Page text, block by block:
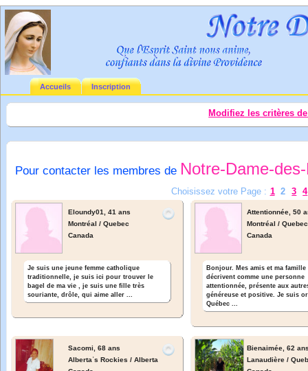
Accueils Inscription
Modifiez les critères
Pour contacter les membres de Notre-Dame-
Choisissez votre Page : 1 2 3 4
Eloundy01,
41 ans
Montréal / Quebec
Canada
Je suis une jeune femme catholique
traditionnelle, je suis ici pour trouver le
bagel de ma vie , je suis une fille très
souriante, drôle, qui aime aller ...
Attentionnée, 50
Montréal / Quebec
Canada
Bonjour. Mes amis et ma famille
décrivent comme une personne
attentionnée, présente aux
généreuse et positive. Je suis
Québec ...
Sacomi,
68 ans
Albertaʾs Rockies / Alberta
Bienaimée, 62
Lanaudière /